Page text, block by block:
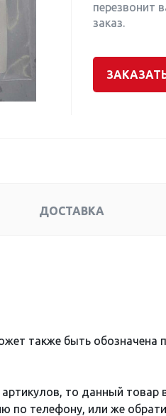
перезвонит
заказ.
ДОСТАВКА
также быть
то данный
телефону, или же